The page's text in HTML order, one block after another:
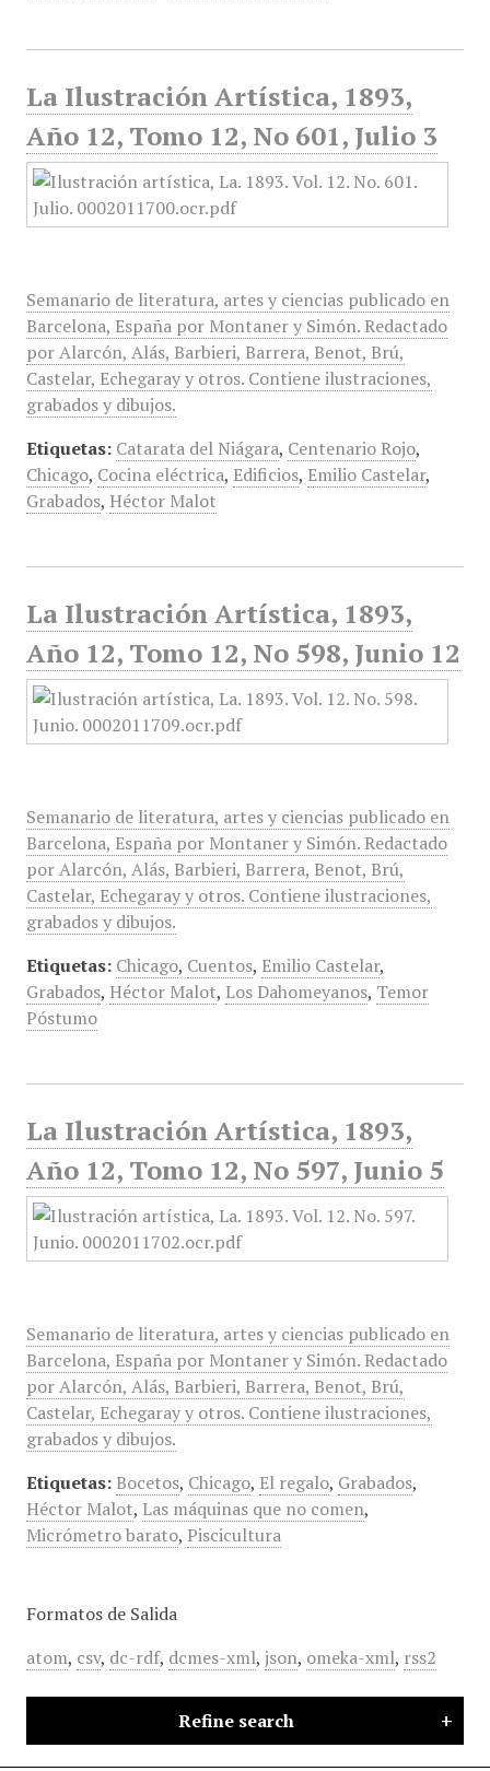
La Ilustración Artística, 1893,
Año 12, Tomo 12, No 601, Julio 3
Semanario de literatura, artes y ciencias publicado en
Barcelona, España por Montaner y Simón. Redactado
por Alarcón, Alás, Barbieri, Barrera, Benot, Brú,
Castelar, Echegaray y otros. Contiene ilustraciones,
grabados y dibujos.
Etiquetas: Catarata del Niágara, Centenario Rojo,
Chicago, Cocina eléctrica, Edificios, Emilio Castelar,
Grabados, Héctor Malot
La Ilustración Artística, 1893,
Año 12, Tomo 12, No 598, Junio 12
Semanario de literatura, artes y ciencias publicado en
Barcelona, España por Montaner y Simón. Redactado
por Alarcón, Alás, Barbieri, Barrera, Benot, Brú,
Castelar, Echegaray y otros. Contiene ilustraciones,
grabados y dibujos.
Etiquetas: Chicago, Cuentos, Emilio Castelar,
Grabados, Héctor Malot, Los Dahomeyanos, Temor
Póstumo
La Ilustración Artística, 1893,
Año 12, Tomo 12, No 597, Junio 5
Semanario de literatura, artes y ciencias publicado en
Barcelona, España por Montaner y Simón. Redactado
por Alarcón, Alás, Barbieri, Barrera, Benot, Brú,
Castelar, Echegaray y otros. Contiene ilustraciones,
grabados y dibujos.
Etiquetas: Bocetos, Chicago, El regalo, Grabados,
Héctor Malot, Las máquinas que no comen,
Micrómetro barato, Piscicultura
Formatos de Salida
atom, csv, dc-rdf, dcmes-xml, json, omeka-xml, rss2
Refine search